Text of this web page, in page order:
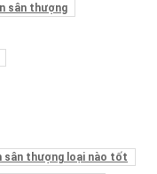
sân thượng
sân thượng loại nào tốt